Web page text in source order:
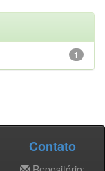
1
Contato